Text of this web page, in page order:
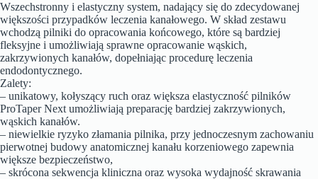
Wszechstronny i elastyczny system, nadający się do zdecydowanej
większości przypadków leczenia kanałowego. W skład zestawu
wchodzą pilniki do opracowania końcowego, które są bardziej
fleksyjne i umożliwiają sprawne opracowanie wąskich,
zakrzywionych kanałów, dopełniając procedurę leczenia
endodontycznego.
Zalety:
– unikatowy, kołyszący ruch oraz większa elastyczność pilników
ProTaper Next umożliwiają preparację bardziej zakrzywionych,
wąskich kanałów.
– niewielkie ryzyko złamania pilnika, przy jednoczesnym zachowaniu
pierwotnej budowy anatomicznej kanału korzeniowego zapewnia
większe bezpieczeństwo,
– skrócona sekwencja kliniczna oraz wysoka wydajność skrawania